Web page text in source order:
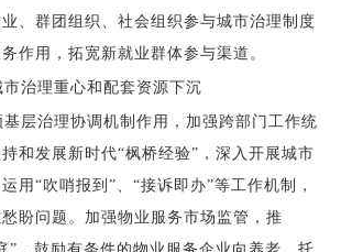
、群团组织、社会组织参与城市治理制度
作用，拓宽新就业群体参与渠道。
市治理重心和配套资源下沉
层治理协调机制作用，加强跨部门工作统
和发展新时代“枫桥经验”，深入开展城市
用“吹哨报到”、“接诉即办”等工作机制，
盼问题。加强物业服务市场监管，推